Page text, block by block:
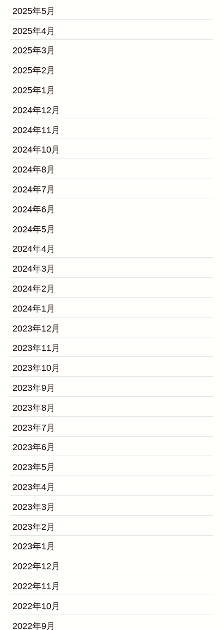
2025年5月
2025年4月
2025年3月
2025年2月
2025年1月
2024年12月
2024年11月
2024年10月
2024年8月
2024年7月
2024年6月
2024年5月
2024年4月
2024年3月
2024年2月
2024年1月
2023年12月
2023年11月
2023年10月
2023年9月
2023年8月
2023年7月
2023年6月
2023年5月
2023年4月
2023年3月
2023年2月
2023年1月
2022年12月
2022年11月
2022年10月
2022年9月